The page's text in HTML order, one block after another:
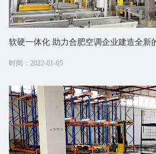
软硬一体化 助力合肥空调企业建造全新
时间：2022-01-05